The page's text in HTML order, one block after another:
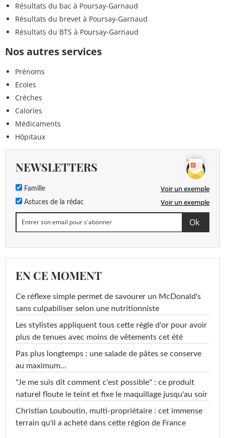
Résultats du bac à Poursay-Garnaud
Résultats du brevet à Poursay-Garnaud
Résultats du BTS à Poursay-Garnaud
Nos autres services
Prénoms
Ecoles
Crèches
Calories
Médicaments
Hôpitaux
NEWSLETTERS
Famille Voir un exemple
Astuces de la rédac Voir un exemple
EN CE MOMENT
Ce réflexe simple permet de savourer un McDonald's
sans culpabiliser selon une nutritionniste
Les stylistes appliquent tous cette règle d'or pour avoir
plus de tenues avec moins de vêtements cet été
Pas plus longtemps : une salade de pâtes se conserve
au maximum...
"Je me suis dit comment c'est possible" : ce produit
naturel floute le teint et fixe le maquillage jusqu'au soir
Christian Louboutin, multi-propriétaire : cet immense
terrain qu'il a acheté dans cette région de France